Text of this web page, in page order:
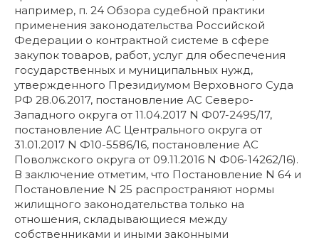
например, п. 24 Обзора судебной практики
применения законодательства Российской
Федерации о контрактной системе в сфере
закупок товаров, работ, услуг для обеспечения
государственных и муниципальных нужд,
утвержденного Президиумом Верховного Суда
РФ 28.06.2017, постановление АС Северо-
Западного округа от 11.04.2017 N Ф07-2495/17,
постановление АС Центрального округа от
31.01.2017 N Ф10-5586/16, постановление АС
Поволжского округа от 09.11.2016 N Ф06-14262/16).
В заключение отметим, что Постановление N 64 и
Постановление N 25 распространяют нормы
жилищного законодательства только на
отношения, складывающиеся между
собственниками и иными законными